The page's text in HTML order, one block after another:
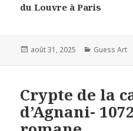
du Louvre à Paris
Posted
août 31, 2025 Categories
Guess Art
Crypte de la
d’Agnani-